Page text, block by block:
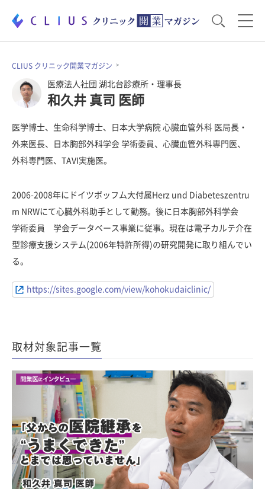
お役立ち資料
開業医のリアル
電子カルテ・ICT 医療機器・事務機器
集患のコツ セミナー
CLIUS クリニック開業マガジン
医療法人社団 湖北台診療所・理事長
和久井 真司 医師
医学博士、生命科学博士、日本大学病院 心臓血管外科 医局長・
外来医長、日本胸部外科学会 学術委員、心臓血管外科専門医、
外科専門医、TAVI実施医。
2006-2008年にドイツボッフム大付属Herz und Diabeteszentru
m NRWにて心臓外科助手として勤務。後に日本胸部外科学会
学術委員 学会データベース事業に従事。現在は電子カルテ介在
型診療支援システム(2006年特許所得)の研究開発に取り組んでい
る。
https://sites.google.com/view/kohokudaiclinic/
取材対象記事一覧